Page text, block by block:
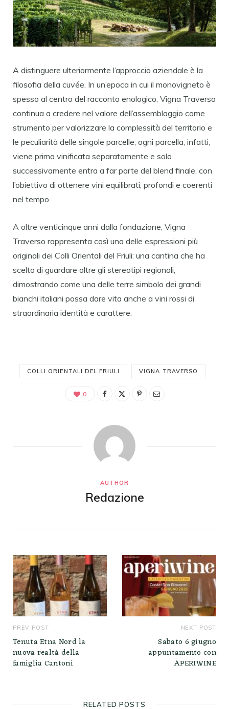
A distinguere ulteriormente l’approccio aziendale è la
filosofia della cuvée. In un’epoca in cui il monovigneto è
spesso al centro del racconto enologico, Vigna Traverso
continua a credere nel valore dell’assemblaggio come
strumento per valorizzare la complessità del territorio e
le peculiarità delle singole parcelle; ogni parcella, infatti,
viene prima vinificata separatamente e solo
successivamente entra a far parte del blend finale, con
l’obiettivo di ottenere vini equilibrati, profondi e coerenti
nel tempo.
A oltre venticinque anni dalla fondazione, Vigna
Traverso rappresenta così una delle espressioni più
originali dei Colli Orientali del Friuli: una cantina che ha
scelto di guardare oltre gli stereotipi regionali,
dimostrando come una delle terre simbolo dei grandi
bianchi italiani possa dare vita anche a vini rossi di
straordinaria identità e carattere.
COLLI ORIENTALI DEL FRIULI VIGNA TRAVERSO
0
AUTHOR
Redazione
PREV POST
Tenuta Etna Nord la
nuova realtà della
famiglia Cantoni
NEXT POST
Sabato 6 giugno
appuntamento con
APERIWINE
RELATED POSTS